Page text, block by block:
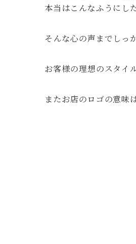
本当はこんなふうにし
そんな心の声までしっ
お客様の理想のスタイ
またお店のロゴの意味